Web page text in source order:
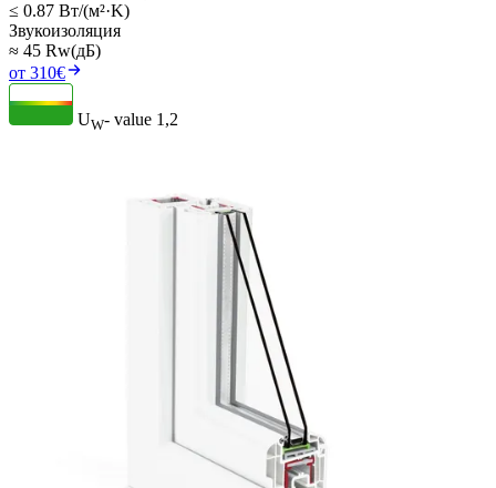
≤ 0.87 Вт/(м²·K)
Звукоизоляция
≈ 45 Rw(дБ)
от 310€
UW- value 1,2